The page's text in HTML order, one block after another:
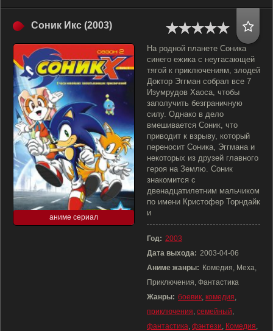
Соник Икс (2003)
аниме сериал
На родной планете Соника
синего ежика с неугасающей
тягой к приключениям, злодей
Доктор Эггман собрал все 7
Изумрудов Хаоса, чтобы
заполучить безграничную
силу. Однако в дело
вмешивается Соник, что
приводит к взрыву, который
переносит Соника, Эггмана и
некоторых из друзей главного
героя на Землю. Соник
знакомится с
двенадцатилетним мальчиком
по имени Кристофер Торндайк
и
Год: 2003
Дата выхода: 2003-04-06
Аниме жанры: Комедия, Меха,
Приключения, Фантастика
Жанры: боевик, комедия,
приключения, семейный,
фантастика, фэнтези, Комедия,